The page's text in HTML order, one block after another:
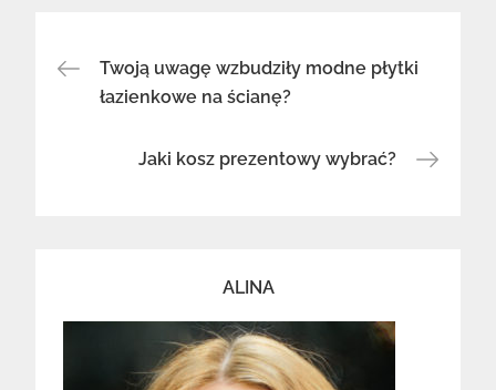
Nawigacja
wpisu
Twoją uwagę wzbudziły modne płytki
łazienkowe na ścianę?
Jaki kosz prezentowy wybrać?
ALINA